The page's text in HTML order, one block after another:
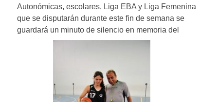
Autonómicas, escolares, Liga EBA y Liga Femenina
que se disputarán durante este fin de semana se
guardará un minuto de silencio en memoria del